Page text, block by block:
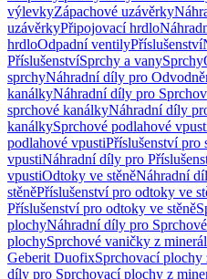
výlevkyZápachové uzávěrky
uzávěrkyPřipojovací hrdlo
hrdloOdpadní ventilyPříslušenství
PříslušenstvíSprchy a vanySprchy
sprchyNáhradní díly pro
kanálkyNáhradní díly pro
sprchové kanálkyNáhradní díly
kanálkySprchové podlahové
podlahové vpustiPříslušenství pro
vpustiNáhradní díly pro
vpustiOdtoky ve stěněNáhradní
stěněPříslušenství pro odtoky ve
Příslušenství pro odtoky ve stěně
plochyNáhradní díly pro
plochySprchové vaničky z
Geberit DuofixSprchovací plochy
díly pro Sprchovací plochy z